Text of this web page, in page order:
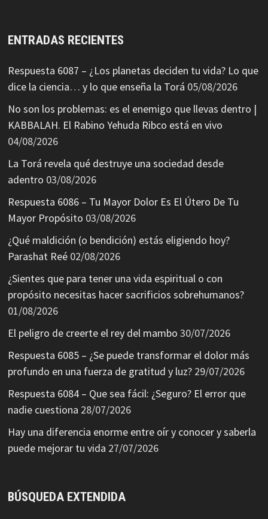
ENTRADAS RECIENTES
Respuesta 6087 – ¿Los planetas deciden tu vida? Lo que
dice la ciencia… y lo que enseña la Torá 05/08/2026
No son los problemas: es el enemigo que llevas dentro |
KABBALAH. El Rabino Yehuda Ribco está en vivo
04/08/2026
La Torá revela qué destruye una sociedad desde
adentro 03/08/2026
Respuesta 6086 – Tu Mayor Dolor Es El Útero De Tu
Mayor Propósito 03/08/2026
¿Qué maldición (o bendición) estás eligiendo hoy?
Parashat Reé 02/08/2026
¿Sientes que para tener una vida espiritual o con
propósito necesitas hacer sacrificios sobrehumanos?
01/08/2026
El peligro de creerte el rey del mambo 30/07/2026
Respuesta 6085 – ¿Se puede transformar el dolor más
profundo en una fuerza de gratitud y luz? 29/07/2026
Respuesta 6084 – Que sea fácil: ¿Seguro? El error que
nadie cuestiona 28/07/2026
Hay una diferencia enorme entre oír y conocer y saberla
puede mejorar tu vida 27/07/2026
BÚSQUEDA EXTENDIDA